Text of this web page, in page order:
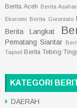
Berita Aceh Berita
Ekonomi Berita Gorontalo
Berita Langkat
Pematang Siantar
Tapsel Berita Tebing
KATEGORI
DAERAH